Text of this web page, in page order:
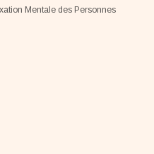
Mentale des Personnes